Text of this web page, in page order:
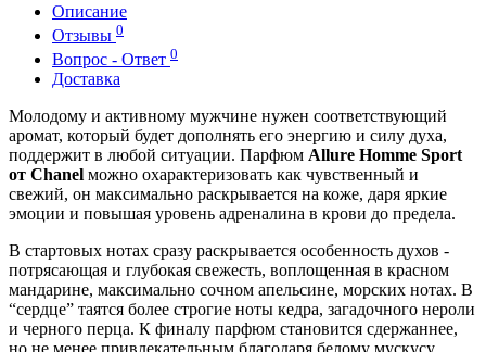
Описание
Отзывы 0
Вопрос - Ответ 0
Доставка
Молодому и активному мужчине нужен соответствующий
аромат, который будет дополнять его энергию и силу духа,
поддержит в любой ситуации. Парфюм Allure Homme Sport
от Chanel можно охарактеризовать как чувственный и
свежий, он максимально раскрывается на коже, даря яркие
эмоции и повышая уровень адреналина в крови до предела.
В стартовых нотах сразу раскрывается особенность духов -
потрясающая и глубокая свежесть, воплощенная в красном
мандарине, максимально сочном апельсине, морских нотах. В
“сердце” таятся более строгие ноты кедра, загадочного нероли
и черного перца. К финалу парфюм становится сдержаннее,